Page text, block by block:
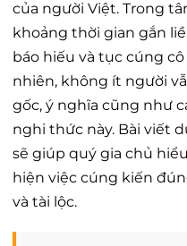
của người Việt. Trong
khoảng thời gian gắn
báo hiếu và tục cúng
nhiên, không ít người
gốc, ý nghĩa cũng như
nghi thức này. Bài viết
sẽ giúp quý gia chủ
hiện việc cúng kiến
và tài lộc.